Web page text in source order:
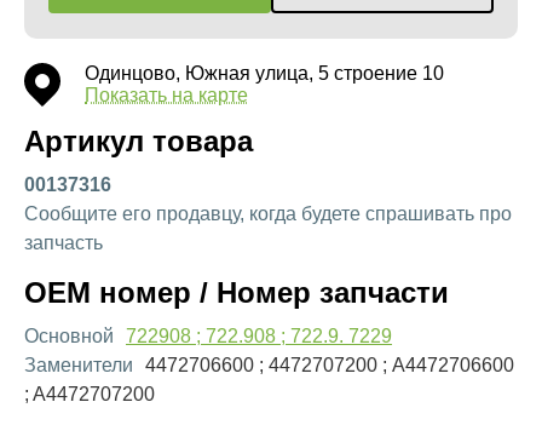
Одинцово, Южная улица, 5 строение 10
Показать на карте
Артикул товара
00137316
Сообщите его продавцу, когда будете спрашивать про
запчасть
OEM номер / Номер запчасти
Основной
722908 ; 722.908 ; 722.9. 7229
Заменители
4472706600 ; 4472707200 ; A4472706600
; A4472707200